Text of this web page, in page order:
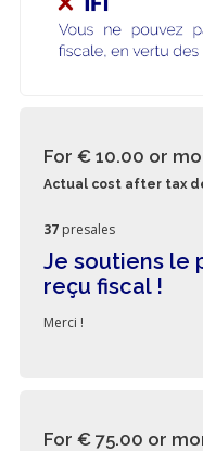
For € 10.00 or
Actual cost after tax
37 presales
Je soutiens le
reçu fiscal !
Merci !
For € 75.00 or